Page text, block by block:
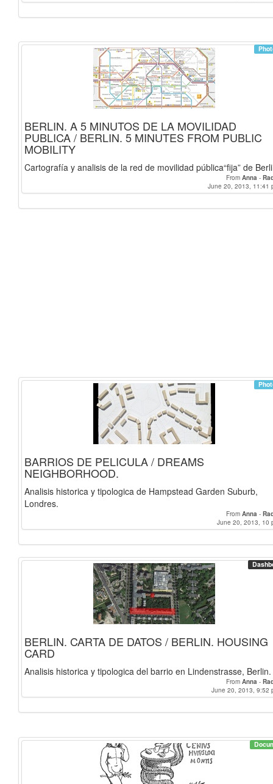
BERLIN. A 5 MINUTOS DE LA MOVILIDAD
PUBLICA / BERLIN. 5 MINUTES FROM PUBLIC
MOBILITY
Cartografía y analisis de la red de movilidad pública“fija” de
From Anna -
June 20, 2013, 11:41
BARRIOS DE PELICULA / DREAMS
NEIGHBORHOOD.
Analisis historica y tipologica de Hampstead Garden Suburb,
Londres.
From Anna -
June 20, 2013, 10
BERLIN. CARTA DE DATOS / BERLIN. HOUSING
CARD
Analisis historica y tipologica del barrio en Lindenstrasse, Berlin.
From Anna -
June 20, 2013, 9:52